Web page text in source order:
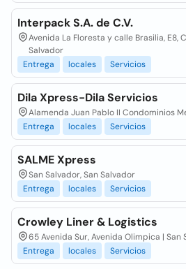
Interpack S.A. de C.V.
Avenida La Floresta y calle Brasilia, E8,
Salvador
Entrega
locales Servicios
Dila Xpress-Dila Servicios
Alamenda Juan Pablo II Condominios
Entrega
locales Servicios
SALME Xpress
San Salvador, San Salvador
Entrega
locales Servicios
Crowley Liner & Logistics
65 Avenida Sur, Avenida Olimpica | San
Entrega
locales Servicios